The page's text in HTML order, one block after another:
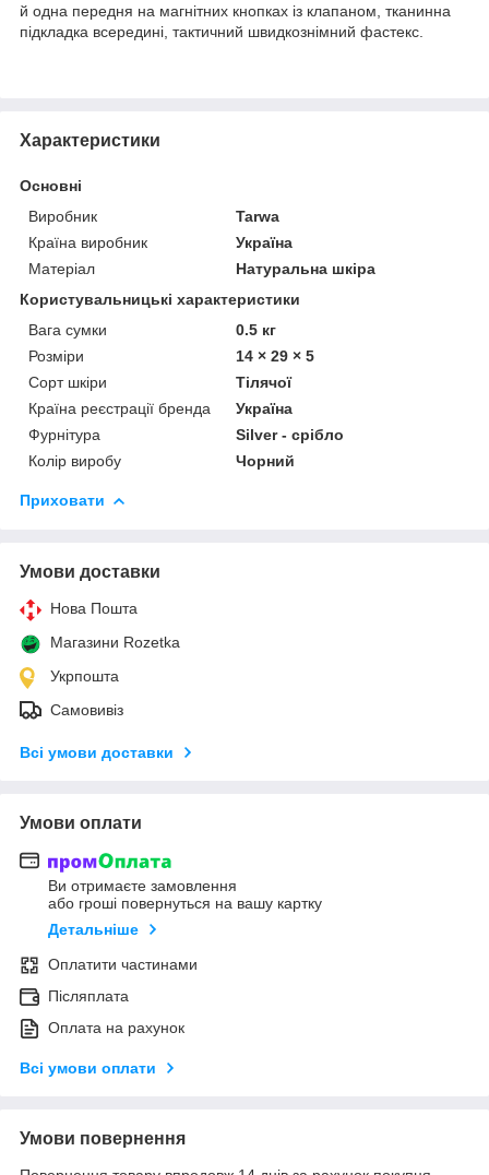
й одна передня на магнітних кнопках із клапаном, тканинна
підкладка всередині, тактичний швидкознімний фастекс.
Характеристики
Основні
Виробник
Tarwa
Країна виробник
Україна
Матеріал
Натуральна шкіра
Користувальницькі характеристики
Вага сумки
0.5 кг
Розміри
14 × 29 × 5
Сорт шкіри
Тілячої
Країна реєстрації бренда
Україна
Фурнітура
Silver - срібло
Колір виробу
Чорний
Приховати
Умови доставки
Нова Пошта
Магазини Rozetka
Укрпошта
Самовивіз
Всі умови доставки
Умови оплати
Ви отримаєте замовлення
або гроші повернуться на вашу картку
Детальніше
Оплатити частинами
Післяплата
Оплата на рахунок
Всі умови оплати
Умови повернення